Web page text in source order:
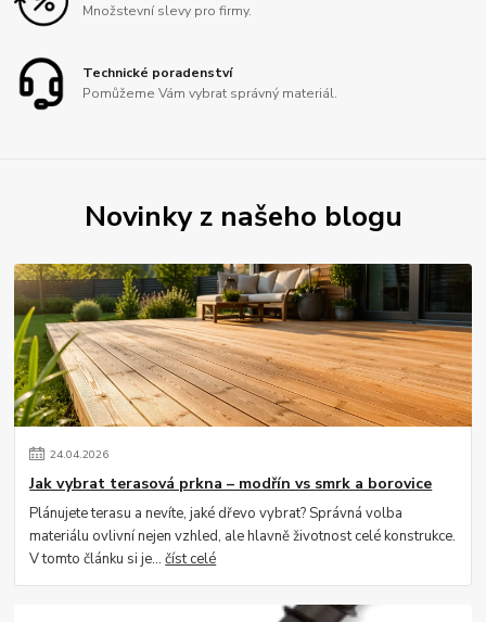
Množstevní slevy pro firmy.
Technické poradenství
Pomůžeme Vám vybrat správný materiál.
Novinky z našeho blogu
24.04.2026
Jak vybrat terasová prkna – modřín vs smrk a borovice
Plánujete terasu a nevíte, jaké dřevo vybrat? Správná volba
materiálu ovlivní nejen vzhled, ale hlavně životnost celé konstrukce.
V tomto článku si je...číst celé